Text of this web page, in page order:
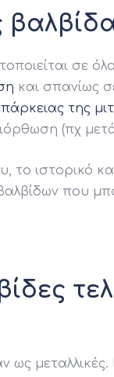
σε
και σπανίως
της
(πχ
το ιστορικό
που
μεταλλικές.